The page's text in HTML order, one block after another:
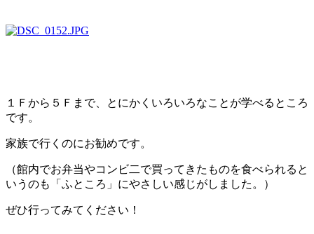
１Ｆから５Ｆまで、とにかくいろいろなことが学べるところ
です。
家族で行くのにお勧めです。
（館内でお弁当やコンビ二で買ってきたものを食べられると
いうのも「ふところ」にやさしい感じがしました。）
ぜひ行ってみてください！